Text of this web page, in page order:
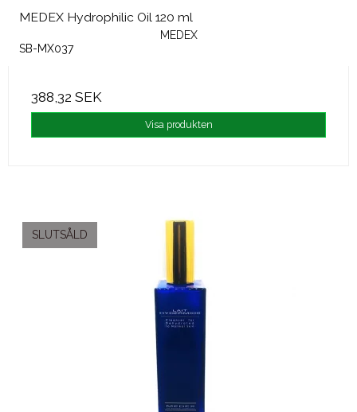
MEDEX Hydrophilic Oil 120 ml
MEDEX
SB-MX037
388,32 SEK
Visa produkten
SLUTSÅLD